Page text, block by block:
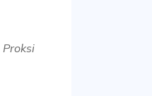
Proksi